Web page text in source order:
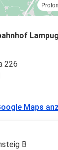
226
Maps
B